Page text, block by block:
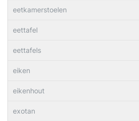
eetkamerstoelen
eettafel
eettafels
eiken
eikenhout
exotan